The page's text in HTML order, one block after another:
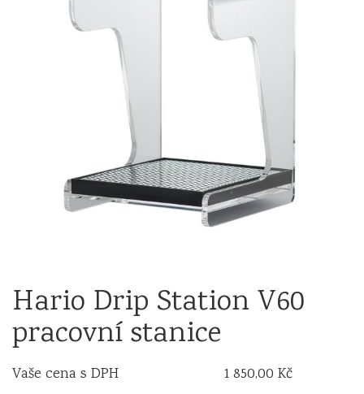
Hario Drip Station V60
pracovní stanice
Vaše cena s DPH
1 850,00 Kč